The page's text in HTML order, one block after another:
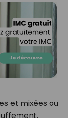
et mixées ou